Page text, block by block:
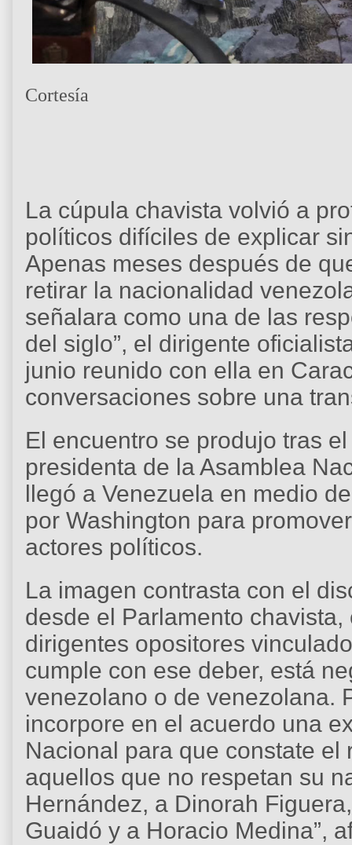
Cortesía
La cúpula chavista volvió a
políticos difíciles de explicar
Apenas meses después de
retirar la nacionalidad
señalara como una de las
del siglo”, el dirigente
junio reunido con ella en
conversaciones sobre una
El encuentro se produjo tras
presidenta de la Asamblea
llegó a Venezuela en medio
por Washington para
actores políticos.
La imagen contrasta con el
desde el Parlamento
dirigentes opositores
cumple con ese deber, está
venezolano o de venezolana.
incorpore en el acuerdo una
Nacional para que constate el
aquellos que no respetan su
Hernández, a Dinorah
Guaidó y a Horacio Medina”,